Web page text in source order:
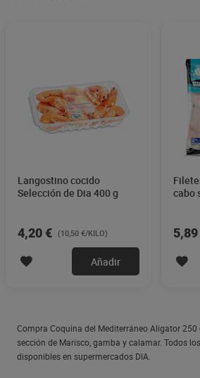
Langostino cocido
Selección de Dia 400 g
4,20 € (10,50 €/KILO)
Añadir
cabo
Compra Coquina del Mediterráneo Aligator 250
sección de Marisco, gamba y calamar. Todos
disponibles en supermercados DIA.